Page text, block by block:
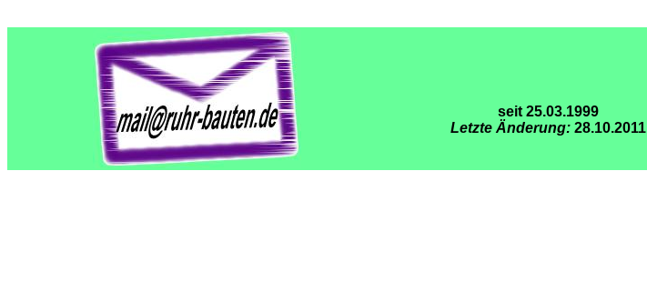
seit 25.03.1999
Letzte Änderung: 28.10.2011